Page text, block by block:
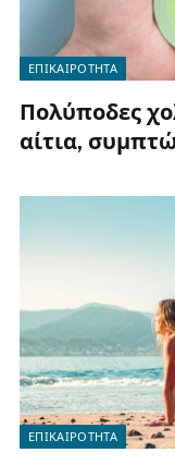
ΕΠΙΚΑΙΡΟΤΗΤΑ
Πολύποδες
αίτια,
ΕΠΙΚΑΙΡΟΤΗΤΑ